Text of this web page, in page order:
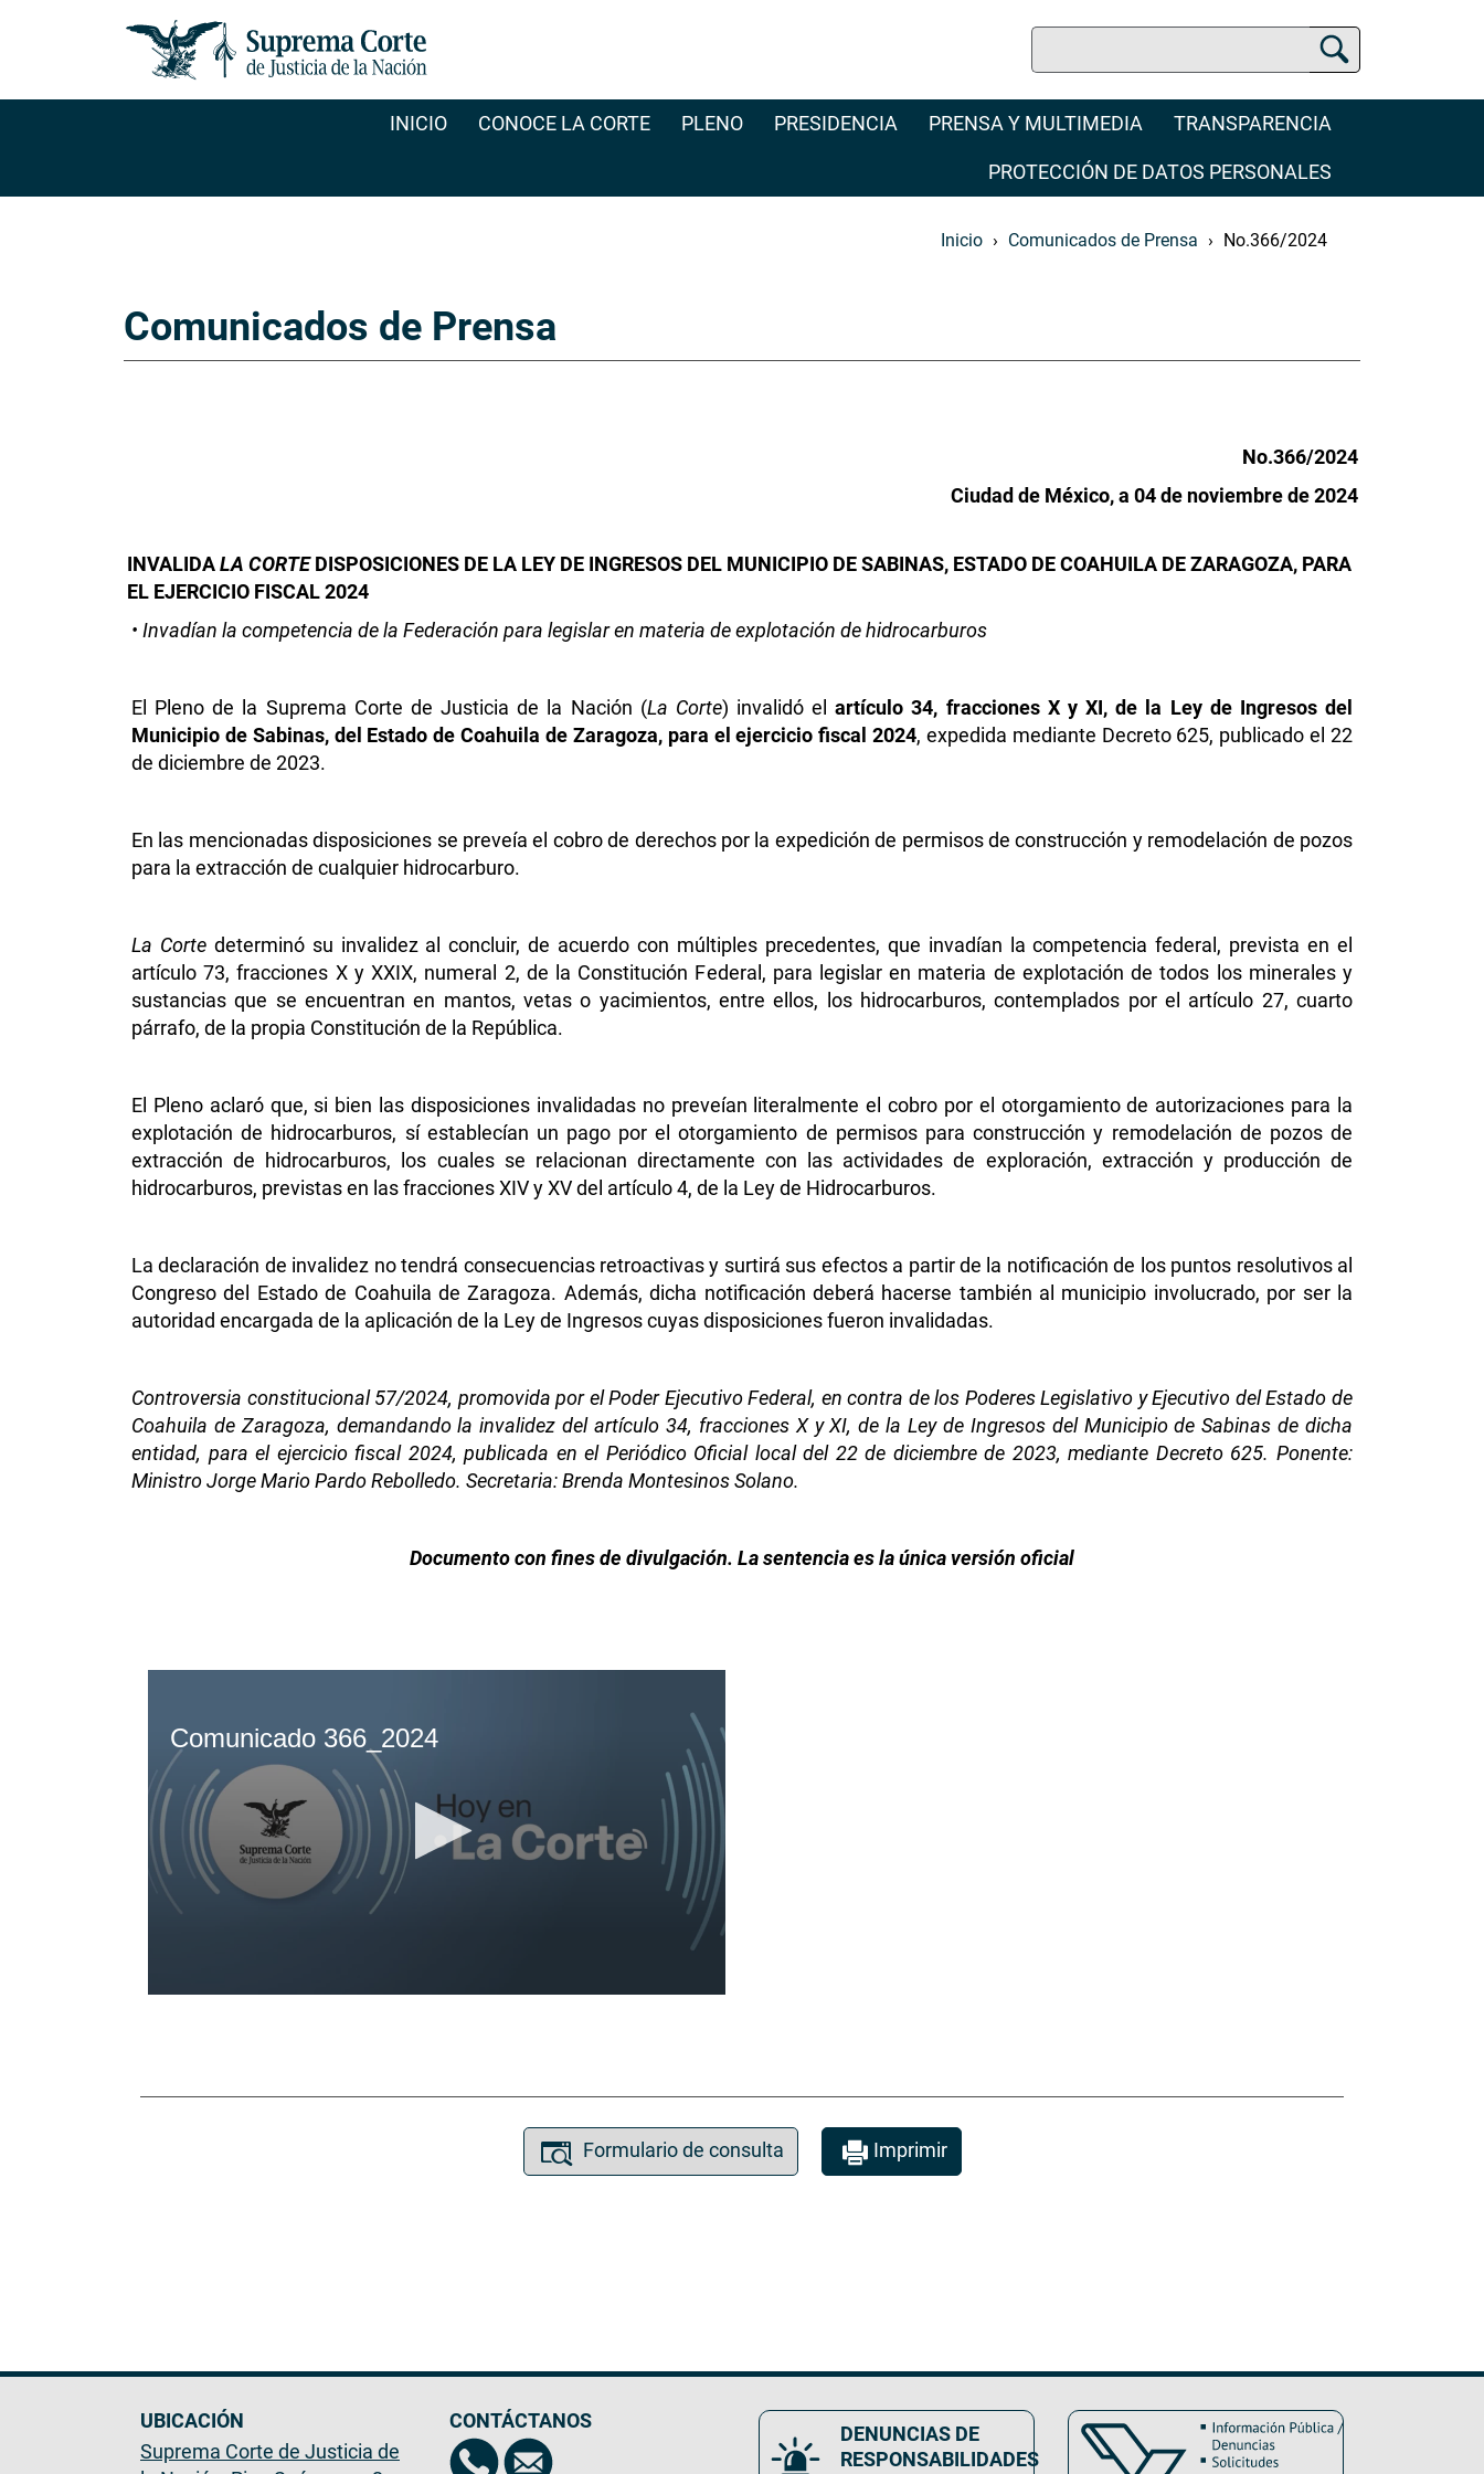
INICIO CONOCE LA CORTE PLENO PRESIDENCIA PRENSA Y MULTIMEDIA TRANSPARENCIA
PROTECCIÓN DE DATOS PERSONALES
Inicio Comunicados de Prensa No.366/2024
Comunicados de Prensa
No.366/2024
Ciudad de México, a 04 de noviembre de 2024
INVALIDALA CORTEDISPOSICIONES DE LA LEY DE INGRESOS DEL MUNICIPIO DE SABINAS, ESTADO DE COAHUILA DE ZARAGOZA, PARA
EL EJERCICIO FISCAL 2024
• Invadían la competencia de la Federación para legislar en materia de explotación de hidrocarburos
El Pleno de la Suprema Corte de Justicia de la Nación (La Corte) invalidó elartículo 34, fracciones X y XI, de la Ley de Ingresos del
Municipio de Sabinas, del Estado de Coahuila de Zaragoza, para el ejercicio fiscal 2024, expedida mediante Decreto 625, publicado el 22
de diciembre de 2023.
En las mencionadas disposiciones se preveía el cobro de derechos por la expedición de permisos de construcción y remodelación de pozos
para la extracción de cualquier hidrocarburo.
La Cortedeterminó su invalidez al concluir, de acuerdo con múltiples precedentes, que invadían la competencia federal, prevista en el
artículo 73, fracciones X y XXIX, numeral 2, de la Constitución Federal, para legislar en materia de explotación de todos los minerales y
sustancias que se encuentran en mantos, vetas o yacimientos, entre ellos, los hidrocarburos, contemplados por el artículo 27, cuarto
párrafo, de la propia Constitución de la República.
El Pleno aclaró que, si bien las disposiciones invalidadas no preveían literalmente el cobro por el otorgamiento de autorizaciones para la
explotación de hidrocarburos, sí establecían un pago por el otorgamiento de permisos para construcción y remodelación de pozos de
extracción de hidrocarburos, los cuales se relacionan directamente con las actividades de exploración, extracción y producción de
hidrocarburos, previstas en las fracciones XIV y XV del artículo 4, de la Ley de Hidrocarburos.
La declaración de invalidez no tendrá consecuencias retroactivas y surtirá sus efectos a partir de la notificación de los puntos resolutivos al
Congreso del Estado de Coahuila de Zaragoza. Además, dicha notificación deberá hacerse también al municipio involucrado, por ser la
autoridad encargada de la aplicación de la Ley de Ingresos cuyas disposiciones fueron invalidadas.
Controversia constitucional 57/2024, promovida por el Poder Ejecutivo Federal, en contra de los Poderes Legislativo y Ejecutivo del Estado de
Coahuila de Zaragoza, demandando la invalidez del artículo 34, fracciones X y XI, de la Ley de Ingresos del Municipio de Sabinas de dicha
entidad, para el ejercicio fiscal 2024, publicada en el Periódico Oficial local del 22 de diciembre de 2023, mediante Decreto 625. Ponente:
Ministro Jorge Mario Pardo Rebolledo. Secretaria: Brenda Montesinos Solano.
Documento con fines de divulgación. La sentencia es la única versión oficial
Formulario de consulta Imprimir
UBICACIÓN
Suprema Corte de Justicia de
CONTÁCTANOS
DENUNCIAS DE
RESPONSABILIDADES